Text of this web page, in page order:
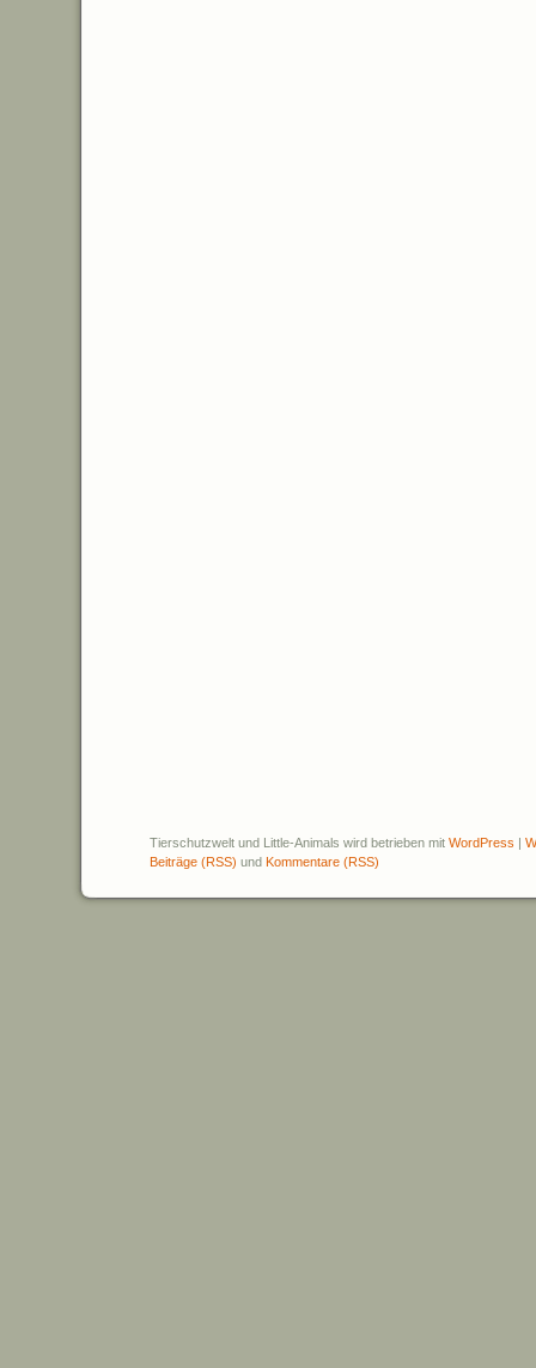
Tierschutzwelt und Little-Animals wird betrieben mit WordPress |
Beiträge (RSS) und Kommentare (RSS)